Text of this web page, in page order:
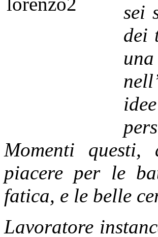
sei
dei
Momenti questi,
piacere per le
fatica, e le belle
Lavoratore ins